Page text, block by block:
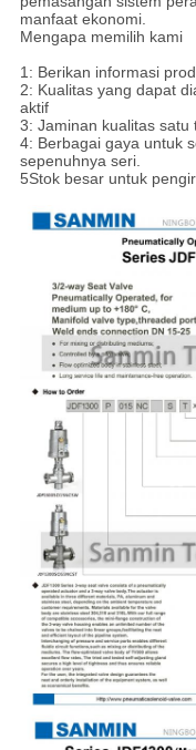
manfaat ekonomi.
Mengapa memilih kami
1: Berikan informasi
2: Kualitas yang dapat
aktif
3: Jaminan kualitas satu
4: Berbagai gaya untuk
sepenuhnya seri.
5Stok besar untuk